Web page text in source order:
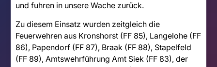
und fuhren in unsere Wache zurück.
Zu diesem Einsatz wurden zeitgleich die
Feuerwehren aus Kronshorst (FF 85), Langelohe (FF
86), Papendorf (FF 87), Braak (FF 88), Stapelfeld
(FF 89), Amtswehrführung Amt Siek (FF 83), der